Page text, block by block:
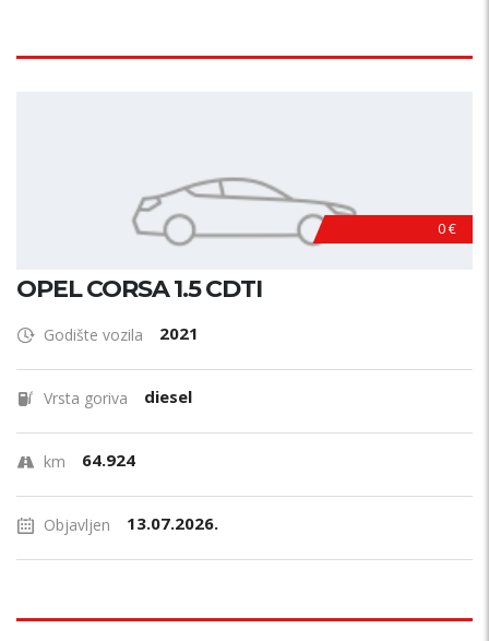
0 €
OPEL CORSA 1.5 CDTI
Godište vozila 2021
Vrsta goriva diesel
km 64.924
Objavljen 13.07.2026.